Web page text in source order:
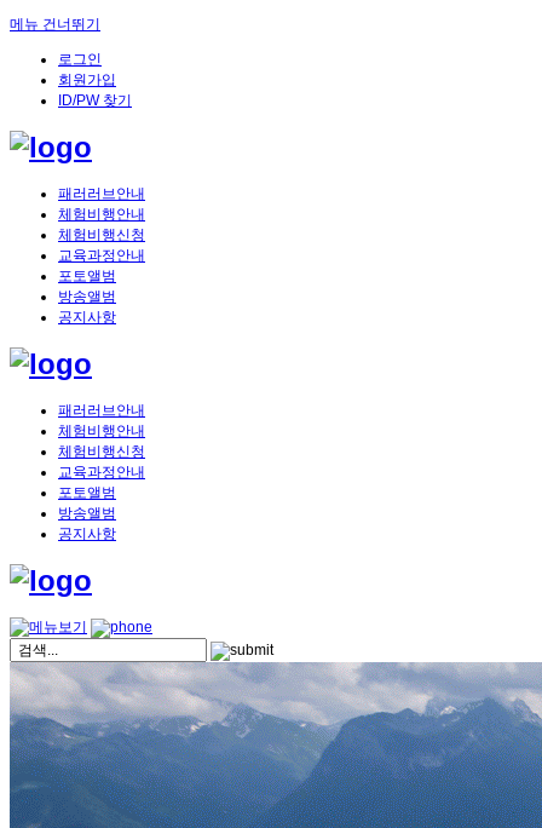
메뉴 건너뛰기
로그인
회원가입
ID/PW 찾기
패러러브안내
체험비행안내
체험비행신청
교육과정안내
포토앨범
방송앨범
공지사항
패러러브안내
체험비행안내
체험비행신청
교육과정안내
포토앨범
방송앨범
공지사항